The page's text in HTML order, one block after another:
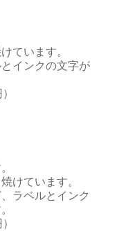
ています。
インクの文字が
けています。
ラベルとインク